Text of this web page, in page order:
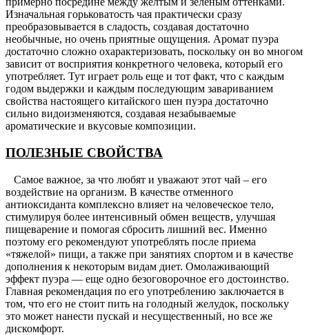
Изначальная горьковатость чая практически сразу
преобразовывается в сладость, создавая достаточно
необычные, но очень приятные ощущения. Аромат пуэра
достаточно сложно охарактеризовать, поскольку он во многом
зависит от восприятия конкретного человека, который его
употребляет. Тут играет роль еще и тот факт, что с каждым
годом выдержки и каждым последующим завариванием
свойства настоящего китайского шен пуэра достаточно
сильно видоизменяются, создавая незабываемые
ароматические и вкусовые композиции.
ПОЛЕЗНЫЕ СВОЙСТВА
Самое важное, за что любят и уважают этот чай – его
воздействие на организм. В качестве отменного
антиоксиданта комплексно влияет на человеческое тело,
стимулируя более интенсивный обмен веществ, улучшая
пищеварение и помогая сбросить лишний вес. Именно
поэтому его рекомендуют употреблять после приема
«тяжелой» пищи, а также при занятиях спортом и в качестве
дополнения к некоторым видам диет. Омолаживающий
эффект пуэра — еще одно безоговорочное его достоинство.
Главная рекомендация по его употреблению заключается в
том, что его не стоит пить на голодный желудок, поскольку
это может нанести пускай и несущественный, но все же
дискомфорт.